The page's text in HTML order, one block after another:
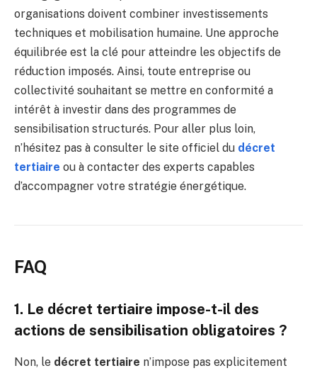
organisations doivent combiner investissements
techniques et mobilisation humaine. Une approche
équilibrée est la clé pour atteindre les objectifs de
réduction imposés. Ainsi, toute entreprise ou
collectivité souhaitant se mettre en conformité a
intérêt à investir dans des programmes de
sensibilisation structurés. Pour aller plus loin,
n’hésitez pas à consulter le site officiel du décret
tertiaire ou à contacter des experts capables
d’accompagner votre stratégie énergétique.
FAQ
1. Le décret tertiaire impose-t-il des
actions de sensibilisation obligatoires ?
Non, le décret tertiaire n’impose pas explicitement